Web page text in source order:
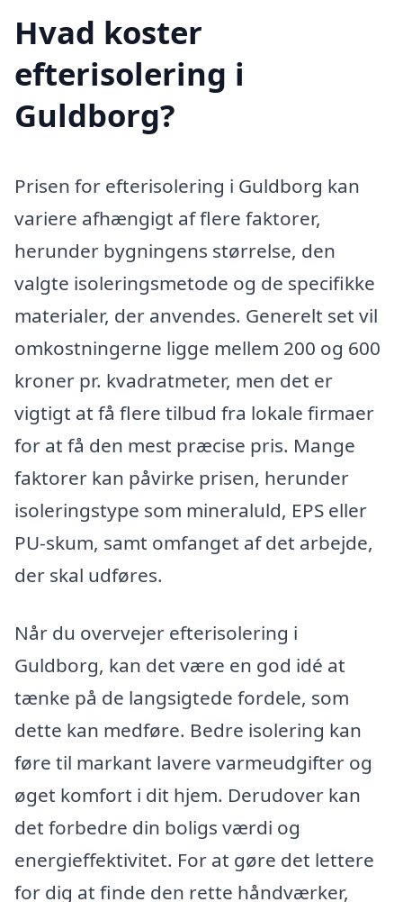
Hvad koster
efterisolering i
Guldborg?
Prisen for efterisolering i Guldborg kan
variere afhængigt af flere faktorer,
herunder bygningens størrelse, den
valgte isoleringsmetode og de specifikke
materialer, der anvendes. Generelt set vil
omkostningerne ligge mellem 200 og 600
kroner pr. kvadratmeter, men det er
vigtigt at få flere tilbud fra lokale firmaer
for at få den mest præcise pris. Mange
faktorer kan påvirke prisen, herunder
isoleringstype som mineraluld, EPS eller
PU-skum, samt omfanget af det arbejde,
der skal udføres.
Når du overvejer efterisolering i
Guldborg, kan det være en god idé at
tænke på de langsigtede fordele, som
dette kan medføre. Bedre isolering kan
føre til markant lavere varmeudgifter og
øget komfort i dit hjem. Derudover kan
det forbedre din boligs værdi og
energieffektivitet. For at gøre det lettere
for dig at finde den rette håndværker,